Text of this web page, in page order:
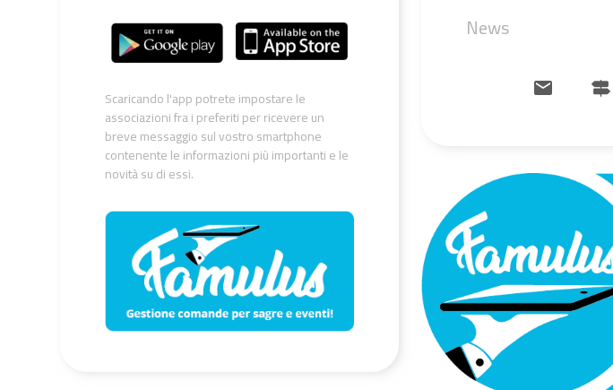
Scaricando l'app potrete impostare le
associazioni fra i preferiti per ricevere un
breve messaggio sul vostro smartphone
contenente le informazioni più importanti e le
novità su di essi.
News